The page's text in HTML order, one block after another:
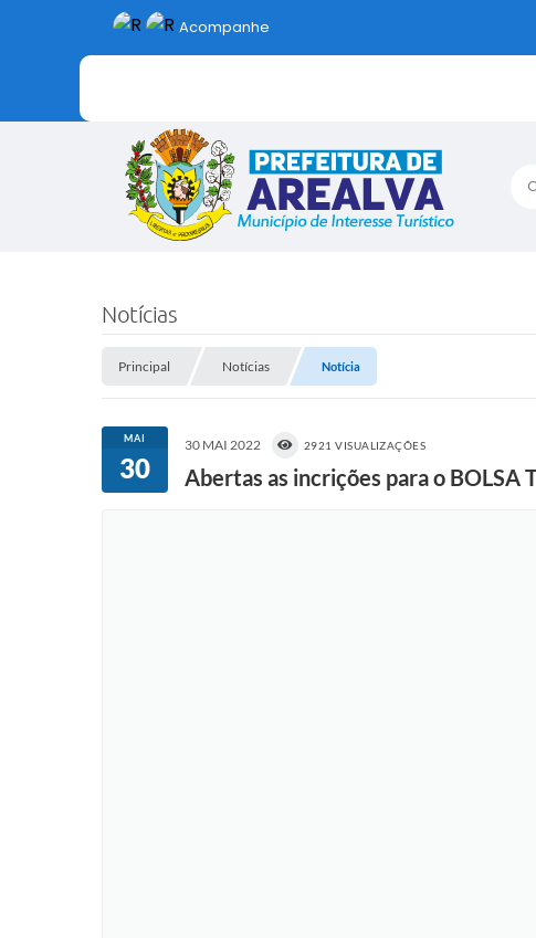
Acompanhe
Notícias
Principal Notícias Notícia
MAI
30
30 MAI 2022 2921 VISUALIZAÇÕES
Abertas as incrições para o BOLSA